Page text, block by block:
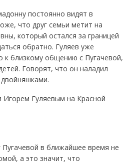
постоянно видят в
что друг семьи метит на
который остался за границей
обратно. Гуляев уже
к близкому общению с Пугачевой,
Говорят, что он наладил
Игорем Гуляевым на Красной
Пугачевой в ближайшее время не
а это значит, что